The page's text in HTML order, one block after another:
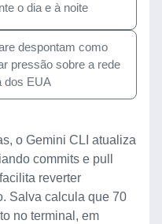
o dia e à noite
despontam como
pressão sobre a rede
dos EUA
o Gemini CLI atualiza
commits e pull
reverter
Salva calcula que 70
no terminal, em